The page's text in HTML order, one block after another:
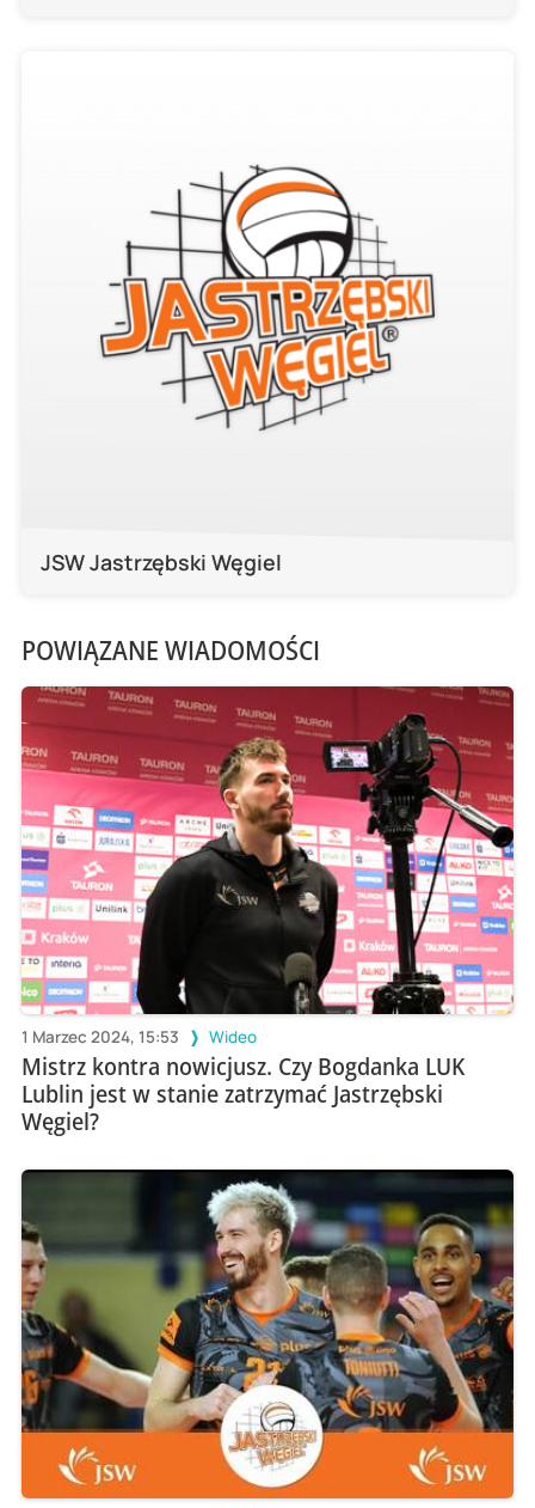
JSW Jastrzębski Węgiel
POWIĄZANE WIADOMOŚCI
1 Marzec 2024, 15:53 Wideo
Mistrz kontra nowicjusz. Czy Bogdanka LUK
Lublin jest w stanie zatrzymać Jastrzębski
Węgiel?